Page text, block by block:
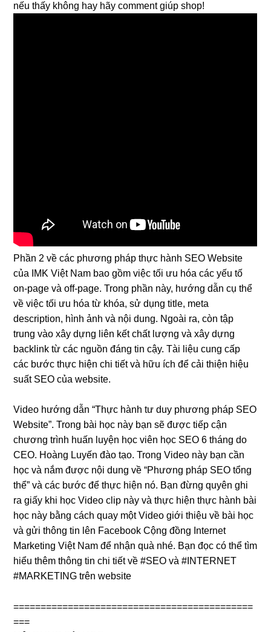
nếu thấy không hay hãy comment giúp shop!
Phần 2 về các phương pháp thực hành SEO Website
của IMK Việt Nam bao gồm việc tối ưu hóa các yếu tố
on-page và off-page. Trong phần này, hướng dẫn cụ thể
về việc tối ưu hóa từ khóa, sử dụng title, meta
description, hình ảnh và nội dung. Ngoài ra, còn tập
trung vào xây dựng liên kết chất lượng và xây dựng
backlink từ các nguồn đáng tin cậy. Tài liệu cung cấp
các bước thực hiện chi tiết và hữu ích để cải thiện hiệu
suất SEO của website.
Video hướng dẫn “Thực hành tư duy phương pháp SEO
Website”. Trong bài học này bạn sẽ được tiếp cận
chương trình huấn luyện học viên học SEO 6 tháng do
CEO. Hoàng Luyến đào tạo. Trong Video này bạn cần
học và nắm được nội dung về “Phương pháp SEO tổng
thể” và các bước để thực hiện nó. Bạn đừng quyên ghi
ra giấy khi học Video clip này và thực hiện thực hành bài
học này bằng cách quay một Video giới thiệu về bài học
và gửi thông tin lên Facebook Cộng đồng Internet
Marketing Việt Nam để nhận quà nhé. Bạn đọc có thể tìm
hiểu thêm thông tin chi tiết về #SEO và #INTERNET
#MARKETING trên website
============================================
===